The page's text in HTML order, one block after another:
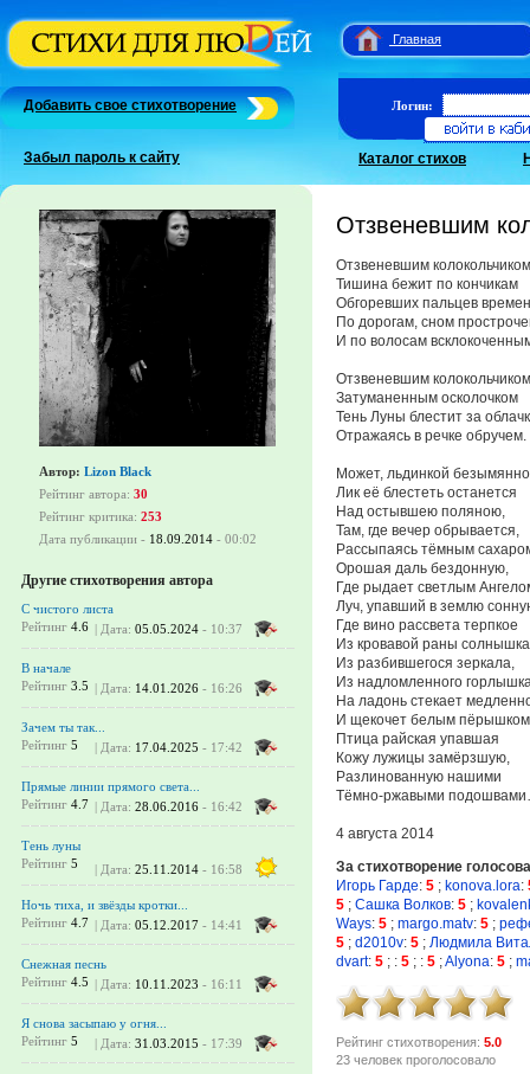
Главная
Добавить свое стихотворение
Забыл пароль к сайту
Логин:
Каталог стихов
Автор: Lizon Black
Рейтинг автора: 30
Рейтинг критика: 253
Дата публикации - 18.09.2014 - 00:02
Другие стихотворения автора
С чистого листа
Рейтинг 4.6 | Дата: 05.05.2024 - 10:37
В начале
Рейтинг 3.5 | Дата: 14.01.2026 - 16:26
Зачем ты так...
Рейтинг 5 | Дата: 17.04.2025 - 17:42
Прямые линии прямого света...
Рейтинг 4.7 | Дата: 28.06.2016 - 16:42
Тень луны
Рейтинг 5 | Дата: 25.11.2014 - 16:58
Ночь тиха, и звёзды кротки...
Рейтинг 4.7 | Дата: 05.12.2017 - 14:41
Снежная песнь
Рейтинг 4.5 | Дата: 10.11.2023 - 16:11
Я снова засыпаю у огня...
Рейтинг 5 | Дата: 31.03.2015 - 17:39
Отзвеневшим
Отзвеневшим колокольчиком
Тишина бежит по кончикам
Обгоревших пальцев
По дорогам, сном
И по волосам
Отзвеневшим
Затуманенным осколочком
Тень Луны блестит за
Отражаясь в речке обручем.
Может, льдинкой
Лик её блестеть останется
Над остывшею поляною,
Там, где вечер обрывается,
Рассыпаясь тёмным
Орошая даль бездонную,
Где рыдает светлым
Луч, упавший в землю
Где вино рассвета терпкое
Из кровавой раны
Из разбившегося зеркала,
Из надломленного
На ладонь стекает
И щекочет белым пёрышком
Птица райская упавшая
Кожу лужицы замёрзшую,
Разлинованную нашими
Тёмно-ржавыми
4 августа 2014
За стихотворение
Игорь Гарде: 5 ; konova.lora:
5 ; Сашка Волков: 5 ;
Ways: 5 ; margo.matv: 5 ;
5 ; d2010v: 5 ; Людмила
dvart: 5 ; : 5 ; : 5 ;Alyona: 5 ;
Рейтинг стихотворения: 5.0
23 человек проголосовало